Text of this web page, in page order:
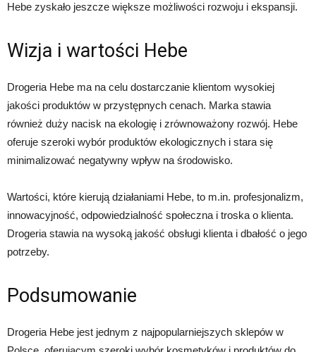
Hebe zyskało jeszcze większe możliwości rozwoju i ekspansji.
Wizja i wartości Hebe
Drogeria Hebe ma na celu dostarczanie klientom wysokiej
jakości produktów w przystępnych cenach. Marka stawia
również duży nacisk na ekologię i zrównoważony rozwój. Hebe
oferuje szeroki wybór produktów ekologicznych i stara się
minimalizować negatywny wpływ na środowisko.
Wartości, które kierują działaniami Hebe, to m.in. profesjonalizm,
innowacyjność, odpowiedzialność społeczna i troska o klienta.
Drogeria stawia na wysoką jakość obsługi klienta i dbałość o jego
potrzeby.
Podsumowanie
Drogeria Hebe jest jednym z najpopularniejszych sklepów w